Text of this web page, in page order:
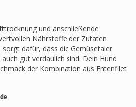
und anschließende
Nährstoffe der Zutaten
dafür, dass die Gemüsetaler
gut verdaulich sind. Dein Hund
der Kombination aus Entenfilet